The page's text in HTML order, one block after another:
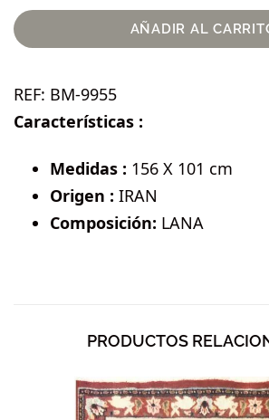
AÑADIR AL
REF: BM-9955
Características :
Medidas : 156 X 101 cm
Origen : IRAN
Composición: LANA
PRODUCTOS